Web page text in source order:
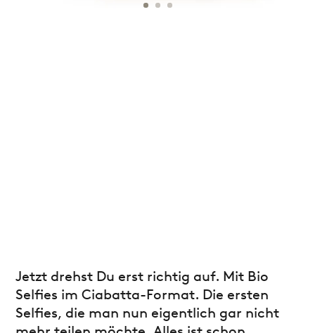
Jetzt drehst Du erst richtig auf. Mit Bio
Selfies im Ciabatta-Format. Die ersten
Selfies, die man nun eigentlich gar nicht